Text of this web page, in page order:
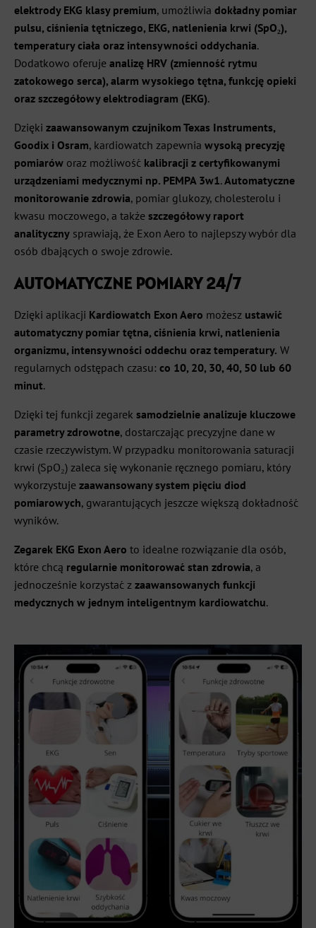
elektrody EKG klasy premium, umożliwia dokładny pomiar
pulsu, ciśnienia tętniczego, EKG, natlenienia krwi (SpO₂),
temperatury ciała oraz intensywności oddychania.
Dodatkowo oferuje analizę HRV (zmienność rytmu
zatokowego serca), alarm wysokiego tętna, funkcję opieki
oraz szczegółowy elektrodiagram (EKG).
Dzięki zaawansowanym czujnikom Texas Instruments,
Goodix i Osram, kardiowatch zapewnia wysoką precyzję
pomiarów oraz możliwość kalibracji z certyfikowanymi
urządzeniami medycznymi np. PEMPA 3w1.Automatyczne
monitorowanie zdrowia, pomiar glukozy, cholesterolu i
kwasu moczowego, a także szczegółowy raport
analityczny sprawiają, że Exon Aero to najlepszy wybór dla
osób dbających o swoje zdrowie.
AUTOMATYCZNE POMIARY 24/7
Dzięki aplikacji Kardiowatch Exon Aero możesz ustawić
automatyczny pomiar tętna, ciśnienia krwi, natlenienia
organizmu, intensywności oddechu oraz temperatury. W
regularnych odstępach czasu: co 10, 20, 30, 40, 50 lub 60
minut.
Dzięki tej funkcji zegarek samodzielnie analizuje kluczowe
parametry zdrowotne, dostarczając precyzyjne dane w
czasie rzeczywistym. W przypadku monitorowania saturacji
krwi (SpO₂) zaleca się wykonanie ręcznego pomiaru, który
wykorzystuje zaawansowany system pięciu diod
pomiarowych, gwarantujących jeszcze większą dokładność
wyników.
Zegarek EKG Exon Aero to idealne rozwiązanie dla osób,
które chcą regularnie monitorować stan zdrowia, a
jednocześnie korzystać z zaawansowanych funkcji
medycznych w jednym inteligentnym kardiowatchu.